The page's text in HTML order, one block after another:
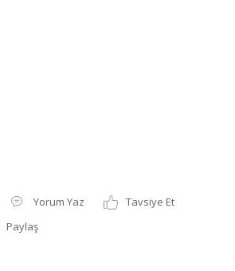
Yorum Yaz
Tavsiye Et
Paylaş